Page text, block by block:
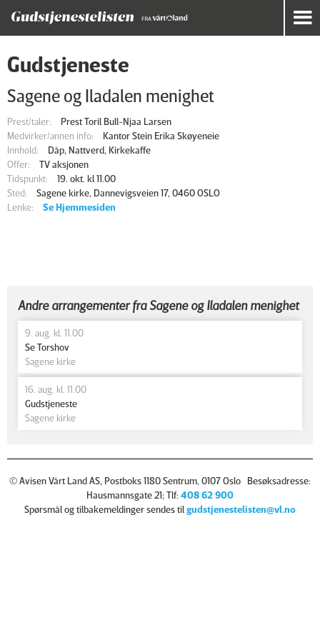
Gudstjeneste
Sagene og Iladalen menighet
Prest/taler:
Prest Toril Bull-Njaa Larsen
Medvirker/annen info:
Kantor Stein Erika Skøyeneie
Innhold:
Dåp, Nattverd, Kirkekaffe
Offer:
TV aksjonen
Tidspunkt:
19. okt. kl 11.00
Sted:
Sagene kirke, Dannevigsveien 17, 0460 OSLO
Lenke:
Se Hjemmesiden
Andre arrangementer fra Sagene og Iladalen menighet
9. aug. kl. 11.00
Se Torshov
Sagene kirke
16. aug. kl. 11.00
Gudstjeneste
Sagene kirke
© Avisen Vårt Land AS, Postboks 1180 Sentrum, 0107 Oslo Besøksadresse:
Hausmannsgate 21; Tlf: 408 62 900
Spørsmål og tilbakemeldinger sendes tilgudstjenestelisten@vl.no